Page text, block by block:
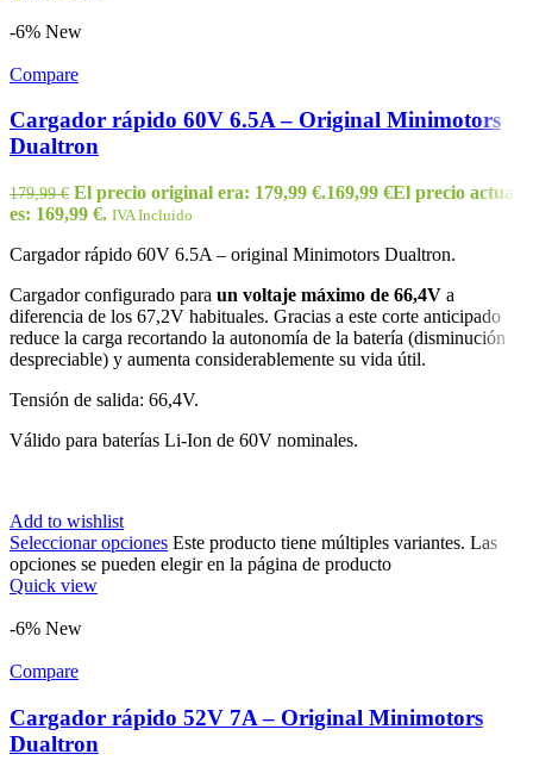
-6% New
Compare
Cargador rápido 60V 6.5A – Original Minimotors
Dualtron
179,99€ El precio original era: 179,99 €.169,99 €El precio actual
es: 169,99 €. IVA Incluido
Cargador rápido 60V 6.5A – original Minimotors Dualtron.
Cargador configurado para un voltaje máximo de 66,4V a
diferencia de los 67,2V habituales. Gracias a este corte anticipado
reduce la carga recortando la autonomía de la batería (disminución
despreciable) y aumenta considerablemente su vida útil.
Tensión de salida: 66,4V.
Válido para baterías Li-Ion de 60V nominales.
Add to wishlist
Seleccionar opciones Este producto tiene múltiples variantes. Las
opciones se pueden elegir en la página de producto
Quick view
-6% New
Compare
Cargador rápido 52V 7A – Original Minimotors
Dualtron